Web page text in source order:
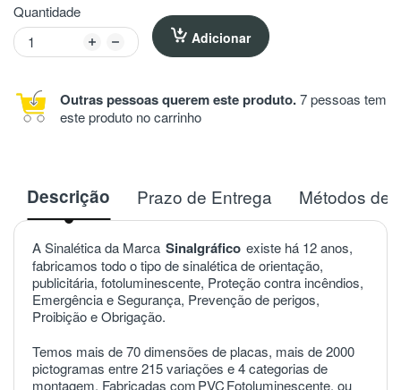
Quantidade
Adicionar
Outras pessoas querem este produto.7 pessoas tem
este produto no carrinho
Descrição Prazo de Entrega Métodos de
A Sinalética da Marca Sinalgráfico existe há 12 anos,
fabricamos todo o tipo de sinalética de orientação,
publicitária, fotoluminescente, Proteção contra incêndios,
Emergência e Segurança, Prevenção de perigos,
Proibição e Obrigação.
Temos mais de 70 dimensões de placas, mais de 2000
pictogramas entre 215 variações e 4 categorias de
montagem. Fabricadas comPVCFotoluminescente, ou